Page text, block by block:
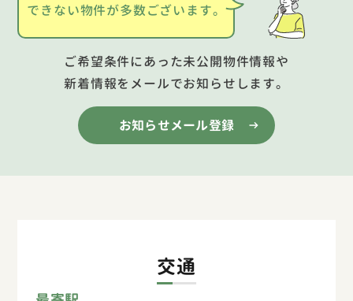
できない物件が多数ございます。
ご希望条件にあった未公開物件情報や
新着情報をメールでお知らせします。
お知らせメール登録
交通